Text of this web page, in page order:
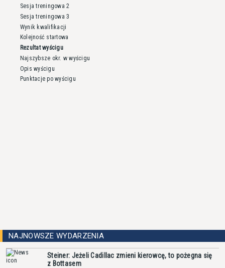
Sesja treningowa 2
Sesja treningowa 3
Wynik kwalifikacji
Kolejność startowa
Rezultat wyścigu
Najszybsze okr. w wyścigu
Opis wyścigu
Punktacje po wyścigu
NAJNOWSZE WYDARZENIA
Steiner: Jeżeli Cadillac zmieni kierowcę, to pożegna się
z Bottasem